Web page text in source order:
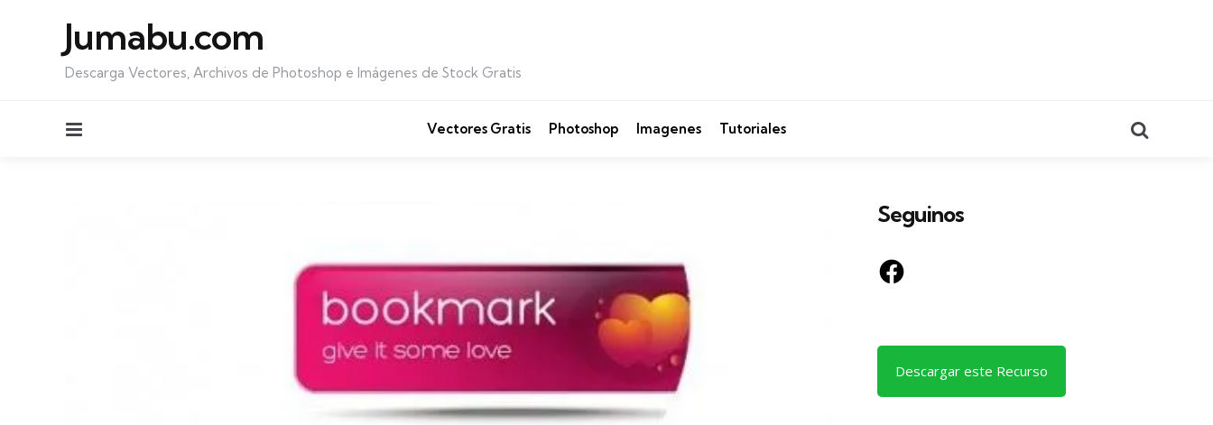
Jumabu.com
Descarga Vectores, Archivos de Photoshop e Imágenes de Stock Gratis
Vectores Gratis Photoshop Imagenes Tutoriales
Seguinos
Facebook
Descargar este Recurso